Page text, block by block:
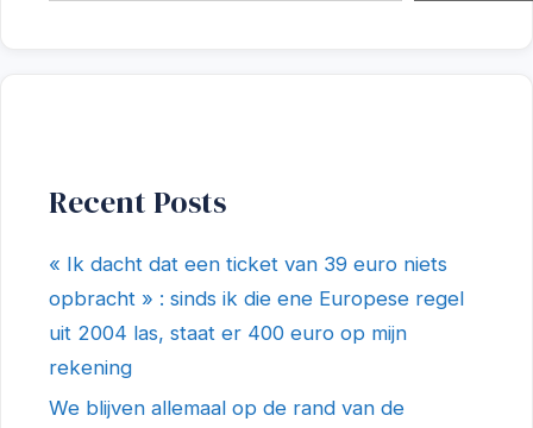
Recent Posts
« Ik dacht dat een ticket van 39 euro niets
opbracht » : sinds ik die ene Europese regel
uit 2004 las, staat er 400 euro op mijn
rekening
We blijven allemaal op de rand van de